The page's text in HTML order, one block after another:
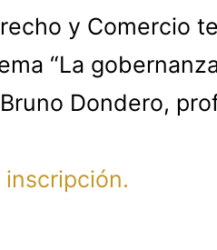
y Comercio
“La
Dondero,